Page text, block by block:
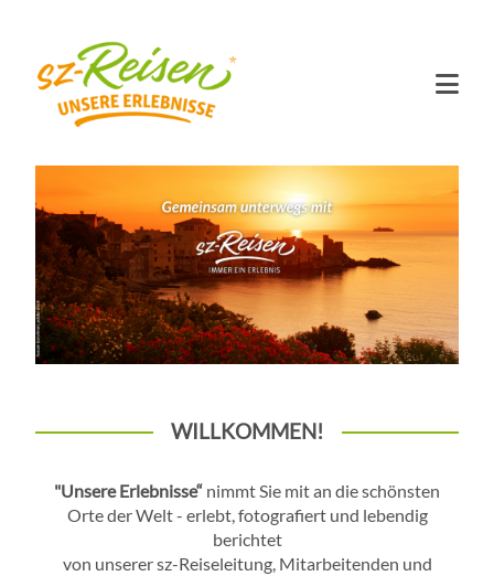
WILLKOMMEN!
"Unsere Erlebnisse“ nimmt Sie mit an die schönsten
Orte der Welt - erlebt, fotografiert und lebendig
berichtet
von unserer sz-Reiseleitung, Mitarbeitenden und